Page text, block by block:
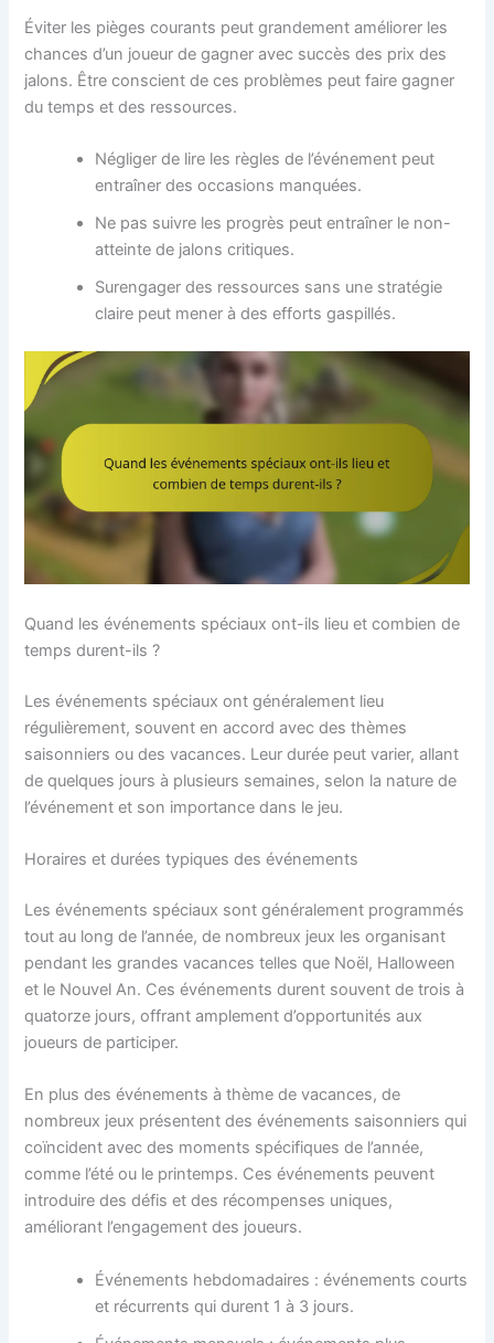
Éviter les pièges courants peut grandement améliorer les
chances d’un joueur de gagner avec succès des prix des
jalons. Être conscient de ces problèmes peut faire gagner
du temps et des ressources.
Négliger de lire les règles de l’événement peut
entraîner des occasions manquées.
Ne pas suivre les progrès peut entraîner le non-
atteinte de jalons critiques.
Surengager des ressources sans une stratégie
claire peut mener à des efforts gaspillés.
Quand les événements spéciaux ont-ils lieu et combien de
temps durent-ils ?
Les événements spéciaux ont généralement lieu
régulièrement, souvent en accord avec des thèmes
saisonniers ou des vacances. Leur durée peut varier, allant
de quelques jours à plusieurs semaines, selon la nature de
l’événement et son importance dans le jeu.
Horaires et durées typiques des événements
Les événements spéciaux sont généralement programmés
tout au long de l’année, de nombreux jeux les organisant
pendant les grandes vacances telles que Noël, Halloween
et le Nouvel An. Ces événements durent souvent de trois à
quatorze jours, offrant amplement d’opportunités aux
joueurs de participer.
En plus des événements à thème de vacances, de
nombreux jeux présentent des événements saisonniers qui
coïncident avec des moments spécifiques de l’année,
comme l’été ou le printemps. Ces événements peuvent
introduire des défis et des récompenses uniques,
améliorant l’engagement des joueurs.
Événements hebdomadaires : événements courts
et récurrents qui durent 1 à 3 jours.